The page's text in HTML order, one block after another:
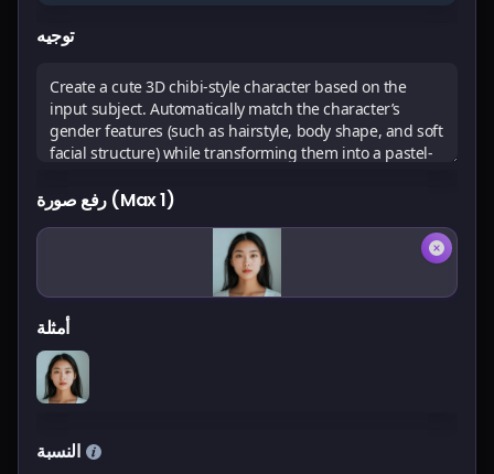
تسجيل الدخول
توجيه
رفع صورة (Max 1)
أمثلة
النسبة